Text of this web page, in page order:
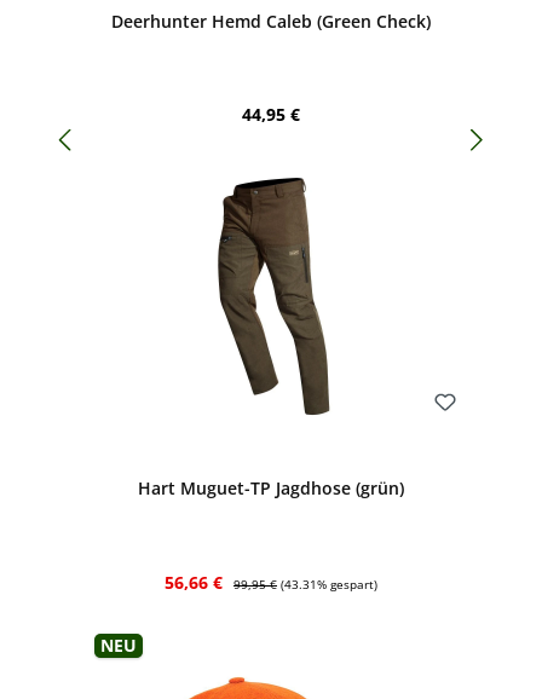
Deerhunter Hemd Caleb (Green Check)
Regulärer Preis:
44,95 €
Hart Muguet-TP Jagdhose (grün)
Verkaufspreis:
56,66 € Regulärer Preis:
99,95 € (43.31% gespart)
Neu